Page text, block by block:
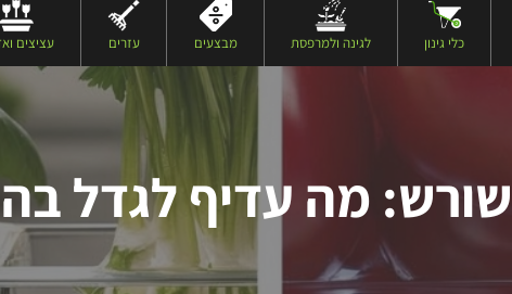
כלי גינון לגינה ולמרפסת מבצעים עזרים עציצים
מה עדיף לגדל